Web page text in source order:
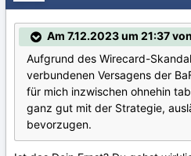
Am 7.12.2023 um 21:37
Aufgrund des Wirecard-
verbundenen Versagens der
für mich inzwischen ohnehin
ganz gut mit der Strategie,
bevorzugen.